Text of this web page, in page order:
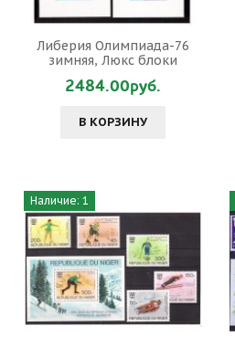
Либерия Олимпиада-76
зимняя, Люкс блоки
2484.00руб.
В КОРЗИНУ
Наличие: 1